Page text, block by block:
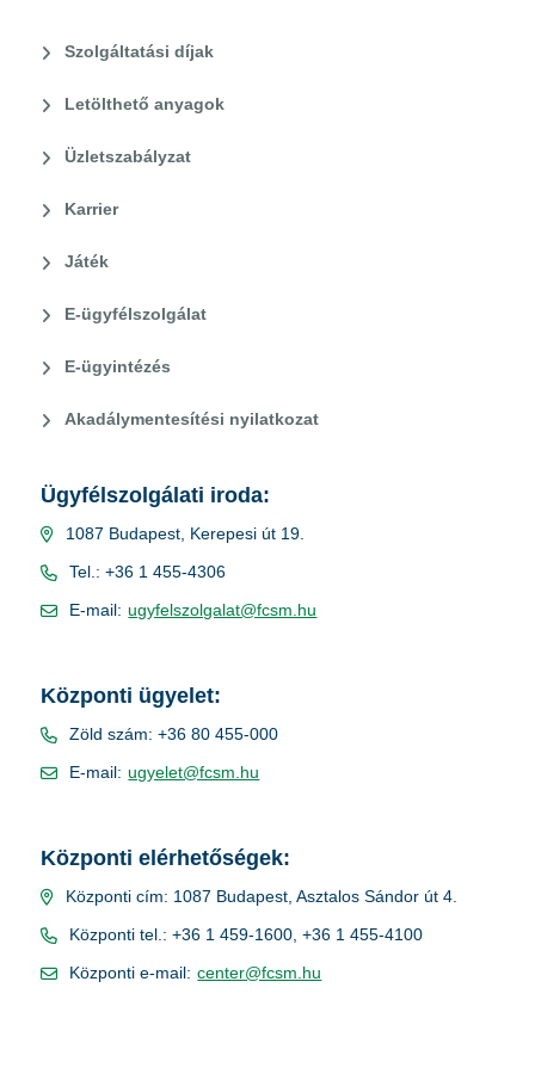
Szolgáltatási díjak
Letölthető anyagok
Üzletszabályzat
Karrier
Játék
E-ügyfélszolgálat
E-ügyintézés
Akadálymentesítési nyilatkozat
Ügyfélszolgálati iroda:
1087 Budapest, Kerepesi út 19.
Tel.: +36 1 455-4306
E-mail: ugyfelszolgalat@fcsm.hu
Központi ügyelet:
Zöld szám: +36 80 455-000
E-mail: ugyelet@fcsm.hu
Központi elérhetőségek:
Központi cím: 1087 Budapest, Asztalos Sándor út 4.
Központi tel.: +36 1 459-1600, +36 1 455-4100
Központi e-mail: center@fcsm.hu